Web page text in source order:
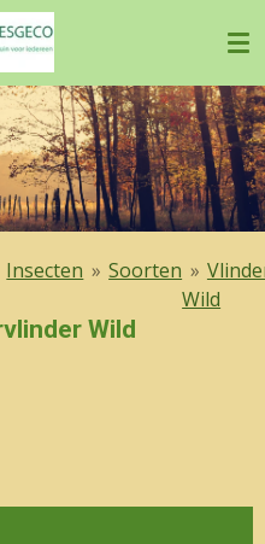
Insecten » Soorten »
Wild
Wild